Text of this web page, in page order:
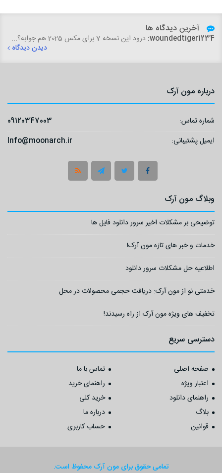
آخرین دیدگاه ها
woundedtiger1234: درود این نسخه 7 برای مکس 2025 هم جوابه؟...
دیدن دیدگاه
درباره مون آرک
شماره تماس:
09120347003
ایمیل پشتیبانی:
Info@moonarch.ir
وبلاگ مون آرک
توضیحی بر مشکلات اخیر سرور دانلود فایل ها
خدمات و خبر های تازه مون آرک!
اطلاعیه حل مشکلات سرور دانلود
خدمتی نو از مون آرک: دریافت حجمی محصولات در محل
تخفیف های ویژه مون آرک از راه رسیدند!
دسترسی سریع
صفحه اصلی
تماس با ما
اعتبار ویژه
راهنمای خرید
راهنمای دانلود
خرید کلی
بلاگ
درباره ما
قوانین
حساب کاربری
تمامی حقوق برای مون آرک محفوظ است.